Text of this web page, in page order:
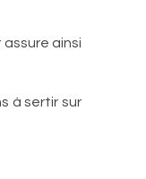
ainsi
à sertir sur